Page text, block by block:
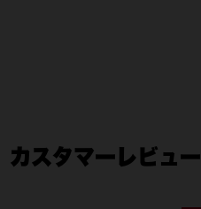
カスタマーレビュー